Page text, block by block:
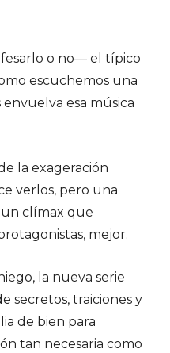
o no— el típico
escuchemos una
esa música
la exageración
verlos, pero una
un clímax que
mejor.
la nueva serie
secretos, traiciones y
de bien para
tan necesaria como